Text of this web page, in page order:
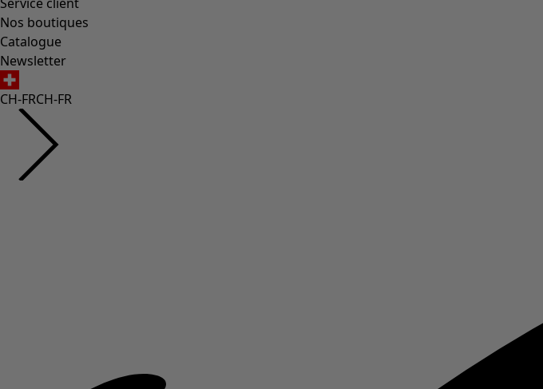
Nos boutiques
Catalogue
Newsletter
CH-FRCH-FR